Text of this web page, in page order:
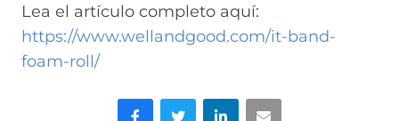
Lea el artículo completo aquí:
https://www.wellandgood.com/it-band-
foam-roll/
FacebookGorjeo LinkedIn